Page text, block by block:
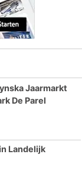
Jaarmarkt
De Parel
Landelijk